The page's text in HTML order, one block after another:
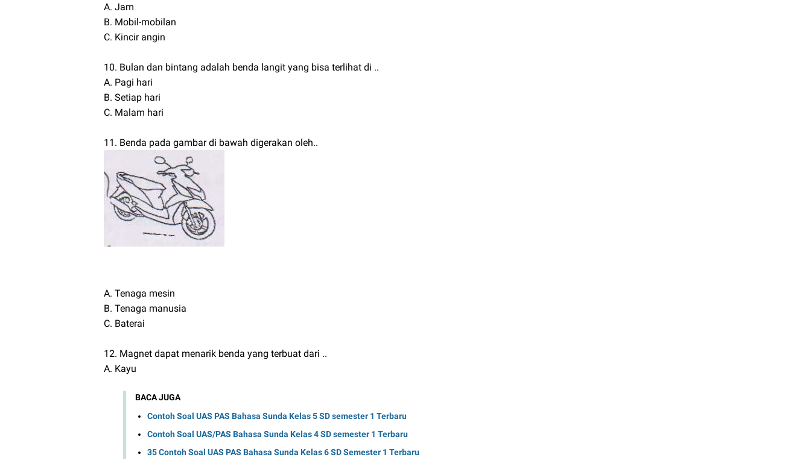
A. Jam
B. Mobil-mobilan
C. Kincir angin
10. Bulan dan bintang adalah benda langit yang bisa terlihat di ..
A. Pagi hari
B. Setiap hari
C. Malam hari
11. Benda pada gambar di bawah digerakan oleh..
A. Tenaga mesin
B. Tenaga manusia
C. Baterai
12. Magnet dapat menarik benda yang terbuat dari ..
A. Kayu
BACA JUGA
Contoh Soal UAS PAS Bahasa Sunda Kelas 5 SD semester 1 Terbaru
Contoh Soal UAS/PAS Bahasa Sunda Kelas 4 SD semester 1 Terbaru
35 Contoh Soal UAS PAS Bahasa Sunda Kelas 6 SD Semester 1 Terbaru